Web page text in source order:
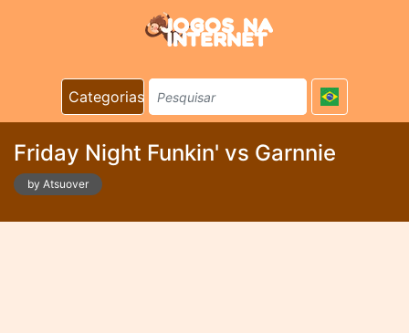
Categorias
Friday Night Funkin' vs Garnnie
by Atsuover